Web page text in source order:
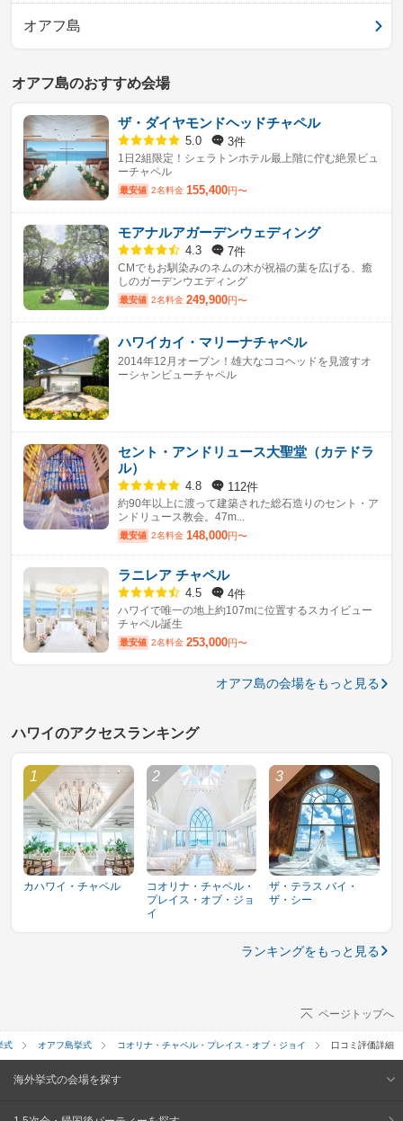
オアフ島
オアフ島のおすすめ会場
ザ・ダイヤモンドヘッドチャペル
5.0 3件
1日2組限定！シェラトンホテル最上階に佇む絶景ビュ
ーチャペル
最安値 2名料金 155,400円〜
モアナルアガーデンウェディング
4.3 7件
CMでもお馴染みのネムの木が祝福の葉を広げる、癒
しのガーデンウエディング
最安値 2名料金 249,900円〜
ハワイカイ・マリーナチャペル
2014年12月オープン！雄大なココヘッドを見渡すオ
ーシャンビューチャペル
セント・アンドリュース大聖堂（カテドラ
ル）
4.8 112件
約90年以上に渡って建築された総石造りのセント・ア
ンドリュース教会。47m...
最安値 2名料金 148,000円〜
ラニレア チャペル
4.5 4件
ハワイで唯一の地上約107mに位置するスカイビュー
チャペル誕生
最安値 2名料金 253,000円〜
オアフ島の会場をもっと見る
ハワイのアクセスランキング
カハワイ・チャペル
コオリナ・チャペル・
プレイス・オブ・ジョ
イ
ザ・テラス バイ・
ザ・シー
ランキングをもっと見る
ページトップへ
式 オアフ島挙式 コオリナ・チャペル・プレイス・オブ・ジョイ 口コミ評価詳細
海外挙式の会場を探す